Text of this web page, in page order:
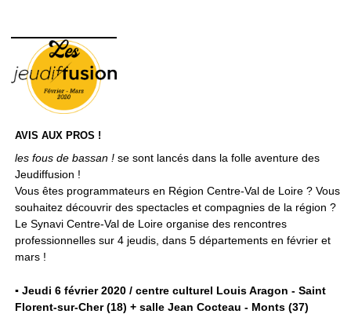
AVIS AUX PROS !
les fous de bassan ! se sont lancés dans la folle aventure des
Jeudiffusion !
Vous êtes programmateurs en Région Centre-Val de Loire ? Vous
souhaitez découvrir des spectacles et compagnies de la région ?
Le Synavi Centre-Val de Loire organise des rencontres
professionnelles sur 4 jeudis, dans 5 départements en février et
mars !
▪ Jeudi 6 février 2020 / centre culturel Louis Aragon - Saint
Florent-sur-Cher (18) + salle Jean Cocteau - Monts (37)